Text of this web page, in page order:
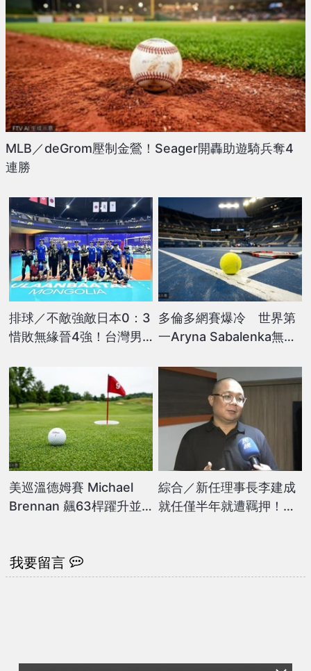
MLB／deGrom壓制金鶯！Seager開轟助遊騎兵奪4
連勝
排球／不敵強敵日本0：3
惜敗無緣晉4強！台灣男
拚最佳名次
多倫多網賽爆冷 世界第
一Aryna Sabalenka無緣
美巡溫德姆賽 Michael
Brennan 飆63桿躍升並
綜合／新任理事長李建成
就任僅半年就遭羈押！壘
我要留言